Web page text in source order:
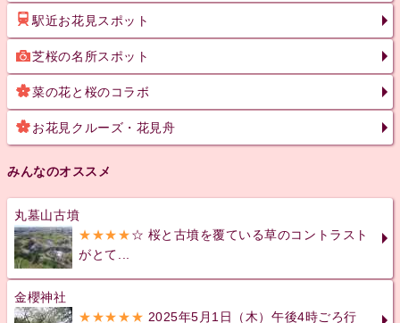
駅近お花見スポット
芝桜の名所スポット
菜の花と桜のコラボ
お花見クルーズ・花見舟
みんなのオススメ
丸墓山古墳
★★★★☆ 桜と古墳を覆ている草のコントラスト
がとて...
金櫻神社
★★★★★ 2025年5月1日（木）午後4時ごろ行